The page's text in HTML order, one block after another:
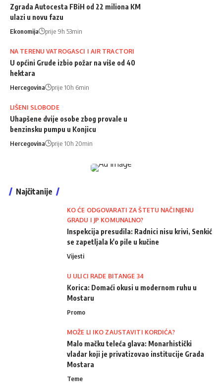
Zgrada Autocesta FBiH od 22 miliona KM
ulazi u novu fazu
Ekonomija prije 9h 53min
NA TERENU VATROGASCI I AIR TRACTORI
U općini Grude izbio požar na više od 40
hektara
Hercegovina prije 10h 6min
LIŠENI SLOBODE
Uhapšene dvije osobe zbog provale u
benzinsku pumpu u Konjicu
Hercegovina prije 10h 20min
Najčitanije
KO ĆE ODGOVARATI ZA ŠTETU NAČINJENU
GRADU I JP KOMUNALNO?
Inspekcija presudila: Radnici nisu krivi, Senkić
se zapetljala k'o pile u kučine
Vijesti
U ULICI RADE BITANGE 34
Korica: Domaći okusi u modernom ruhu u
Mostaru
Promo
MOŽE LI IKO ZAUSTAVITI KORDIĆA?
Malo mačku teleća glava: Monarhistički
vladar koji je privatizovao institucije Grada
Mostara
Teme